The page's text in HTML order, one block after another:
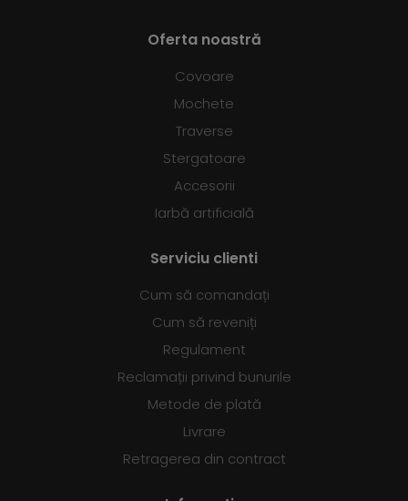
Oferta noastră
Covoare
Mochete
Traverse
Stergatoare
Accesorii
Iarbă artificială
Serviciu clienti
Cum să comandați
Cum să reveniți
Regulament
Reclamații privind bunurile
Metode de plată
Livrare
Retragerea din contract